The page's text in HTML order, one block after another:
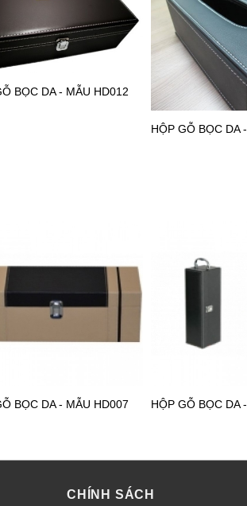
BỌC DA - MẪU HD012
HỘP GỖ BỌC DA
BỌC DA - MẪU HD007 HỘP GỖ BỌC DA
CHÍNH SÁCH